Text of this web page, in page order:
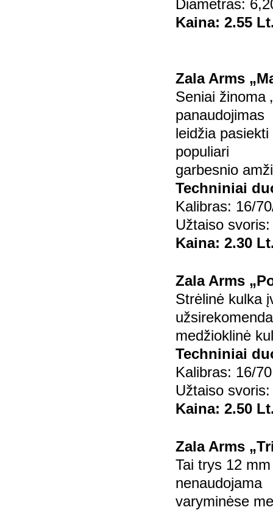
Diametras:
Kaina: 2.55
Zala Arms
Seniai žinoma
panaudojimas
leidžia
populiari
garbesnio
Techniniai
Kalibras: 16/
Užtaiso
Kaina: 2.30
Zala Arms
Strėlinė kulka
medžioklinė
Techniniai
Kalibras: 16/70
Užtaiso
Kaina: 2.50
Zala Arms
Tai trys 12
nenaudojama
varyminėse